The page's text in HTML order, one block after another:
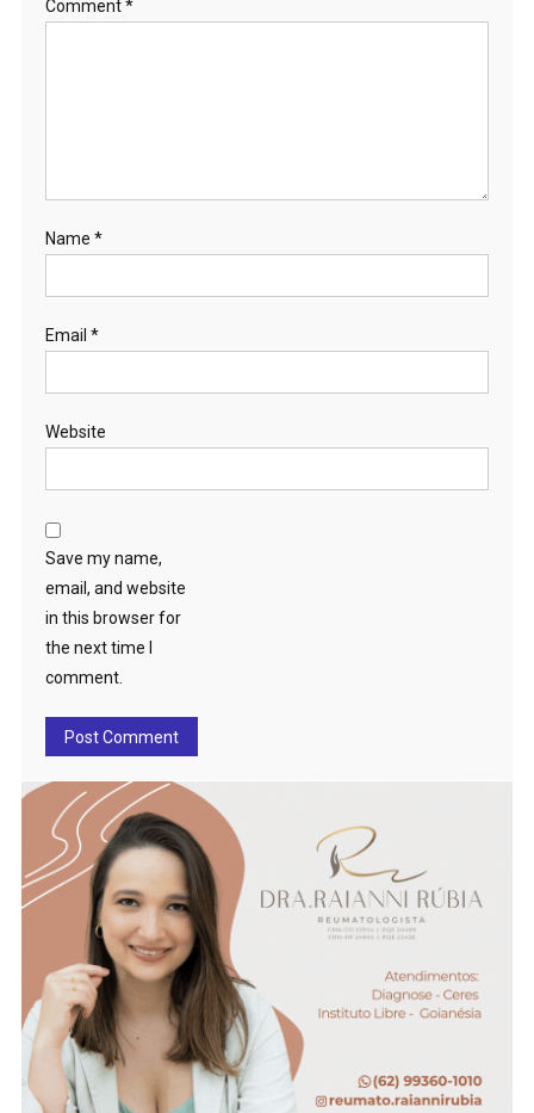
Comment*
Name *
Email *
Website
Save my name,
email, and website
in this browser for
the next time I
comment.